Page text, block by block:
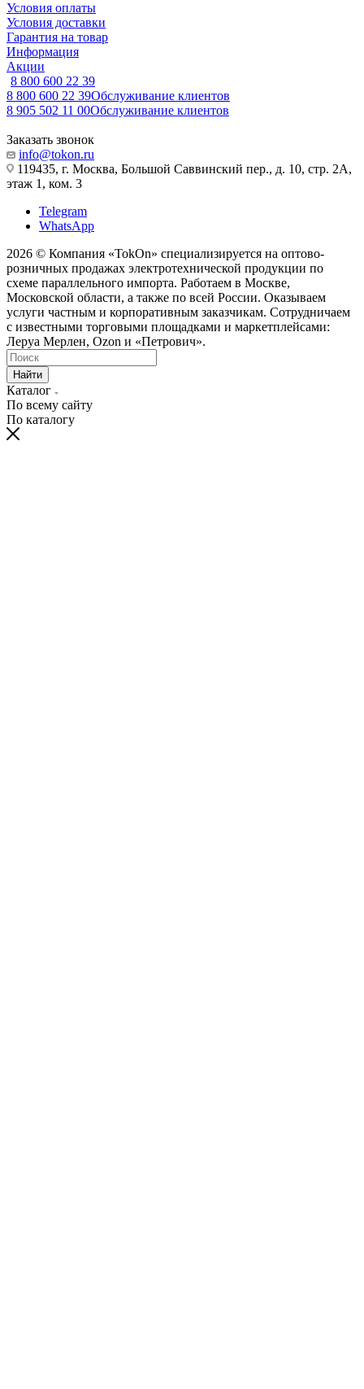
Условия оплаты
Условия доставки
Гарантия на товар
Информация
Акции
8 800 600 22 39
8 800 600 22 39Обслуживание клиентов
8 905 502 11 00Обслуживание клиентов
Заказать звонок
info@tokon.ru
119435, г. Москва, Большой Саввинский пер., д. 10, стр. 2А,
этаж 1, ком. 3
Telegram
WhatsApp
2026 © Компания «TokOn» специализируется на оптово-
розничных продажах электротехнической продукции по
схеме параллельного импорта. Работаем в Москве,
Московской области, а также по всей России. Оказываем
услуги частным и корпоративным заказчикам. Сотрудничаем
с известными торговыми площадками и маркетплейсами:
Леруа Мерлен, Ozon и «Петрович».
Найти
Каталог
По всему сайту
По каталогу